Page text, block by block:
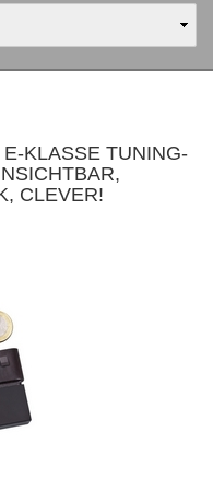
KLASSE TUNING-
CLEVER!